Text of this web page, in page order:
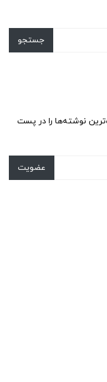
جستجو
نوشته‌ها را در پست
عضویت